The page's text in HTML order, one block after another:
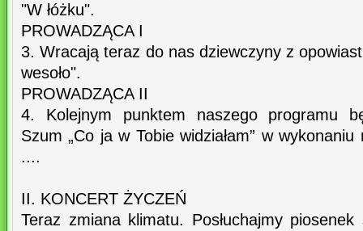
"W łóżku".
PROWADZĄCA I
3. Wracają teraz do nas dziewczyny z
wesoło".
PROWADZĄCA II
4. Kolejnym punktem naszego programu
Szum „Co ja w Tobie widziałam” w
....
II. KONCERT ŻYCZEŃ
Teraz zmiana klimatu. Posłuchajmy piosenek